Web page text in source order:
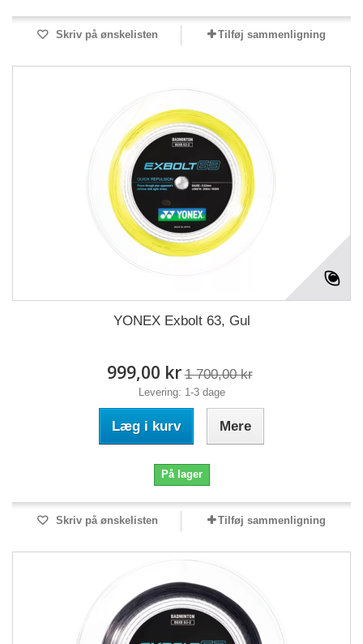
Skriv på ønskelisten Tilføj sammenligning
YONEX Exbolt 63, Gul
999,00 kr 1 700,00 kr
Levering: 1-3 dage
Læg i kurv Mere
På lager
Skriv på ønskelisten Tilføj sammenligning